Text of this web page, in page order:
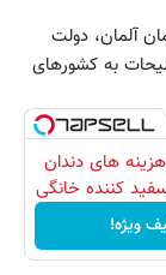
آلمان، دولت
یورو تسلیحات به کشورهای
های دندان
کننده خانگی
ویژه!